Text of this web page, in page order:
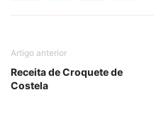
Artigo anterior
Receita de Croquete de
Costela